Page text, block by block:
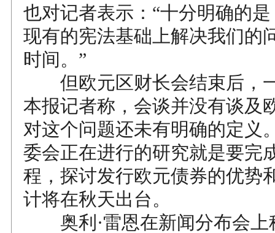
也对记者表示：“十分明确的
现有的宪法基础上解决我们的
时间。”
但欧元区财长会结束后，
本报记者称，会谈并没有谈及
对这个问题还未有明确的定义
委会正在进行的研究就是要完
程，探讨发行欧元债券的优势
计将在秋天出台。
奥利·雷恩在新闻分布会上